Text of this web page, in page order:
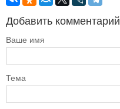
Добавить комментарий
Ваше имя
Тема